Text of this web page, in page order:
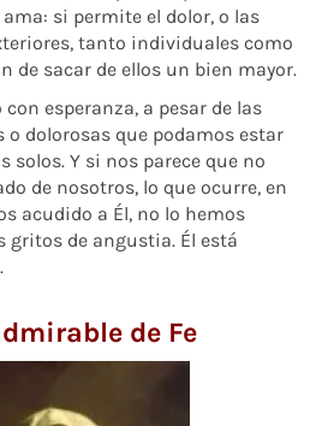
si permite el dolor, o las
tanto individuales como
de sacar de ellos un bien mayor.
esperanza, a pesar de las
dolorosas que podamos estar
solos. Y si nos parece que no
de nosotros, lo que ocurre, en
acudido a Él, no lo hemos
gritos de angustia. Él está
de Fe